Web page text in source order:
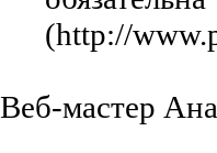
(http://
Веб-мастер